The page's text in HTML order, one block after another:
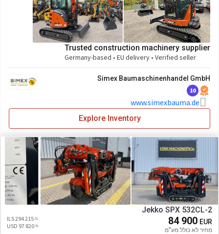
Trusted construction machinery supplier
Germany-based • EU delivery • Verified seller
Simex Baumaschinenhandel GmbH
10
www.simexbauma.de
Explore Inventory
Jekko SPX 532CL-2
84 900 EUR
מחיר לא כולל מע"מ
≈ 294 215 ILS
≈ 97 820 USD